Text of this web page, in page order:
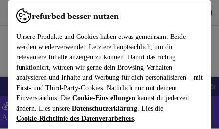
refurbed besser nutzen
Unsere Produkte und Cookies haben etwas gemeinsam: Beide
werden wiederverwendet. Letztere hauptsächlich, um dir
relevantere Inhalte anzeigen zu können. Damit das richtig
funktioniert, würden wir gerne dein Browsing-Verhalten
analysieren und Inhalte und Werbung für dich personalisieren – mit
First- und Third-Party-Cookies. Natürlich nur mit deinem
Einverständnis. Die Cookie-Einstellungen kannst du jederzeit
ändern. Lies unsere Datenschutzerklärung. Lies die
Cookie-Richtlinie des Datenverarbeiters.
refurbed schnell und einfach nutzen
🎒 Back to school Handys Laptops Tablets Smartwatches Zubehör
💰 Extra -5% auf Samsung- und Google-Smartphones - Code:
ANDROID5 -AGB